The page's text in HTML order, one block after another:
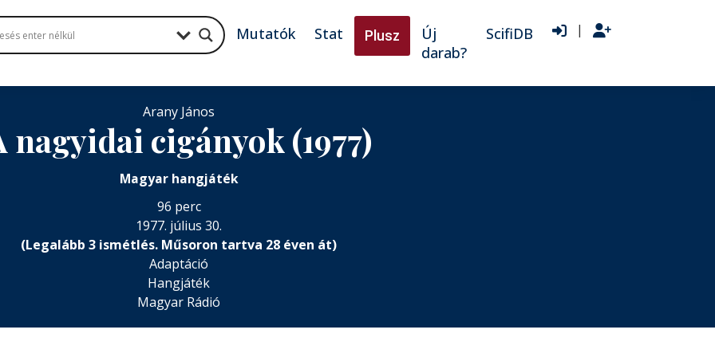
Mutatók Stat Plusz
Új
darab?
ScifiDB |
Arany János
nagyidai cigányok (1977)
Magyar hangjáték
96 perc
1977. július 30.
(Legalább 3 ismétlés. Műsoron tartva 28 éven át)
Adaptáció
Hangjáték
Magyar Rádió